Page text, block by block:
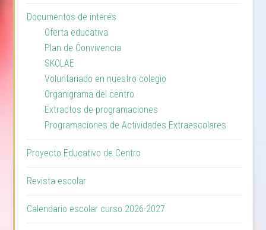
Documentos de interés
Oferta educativa
Plan de Convivencia
SKOLAE
Voluntariado en nuestro colegio
Organigrama del centro
Extractos de programaciones
Programaciones de Actividades Extraescolares
Proyecto Educativo de Centro
Revista escolar
Calendario escolar curso 2026-2027